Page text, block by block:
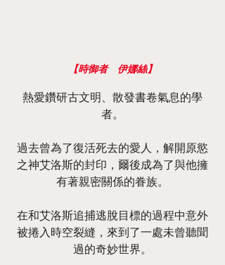
【時御者　伊娜絲】
熱愛鑽研古文明、散發書卷氣息的學
者。
過去曾為了復活死去的愛人，解開原慾
之神艾洛斯的封印，爾後成為了與他擁
有著親密關係的眷族。
在和艾洛斯追捕逃脫目標的過程中意外
被捲入時空裂縫，來到了一處未曾聽聞
過的奇妙世界。